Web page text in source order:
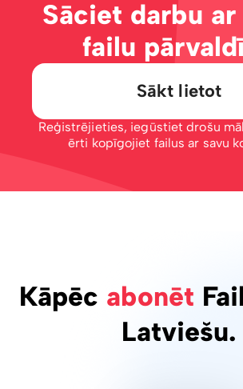
Sāciet darbu
failu
Sākt lietot
Reģistrējieties, iegūstiet drošu
ērti kopīgojiet failus ar savu
Kāpēc abonēt
Latviešu.